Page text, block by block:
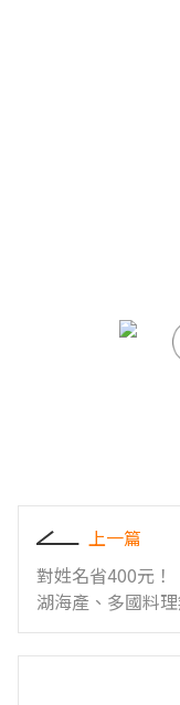
上一篇
對姓名省400元！
湖海產、多國料